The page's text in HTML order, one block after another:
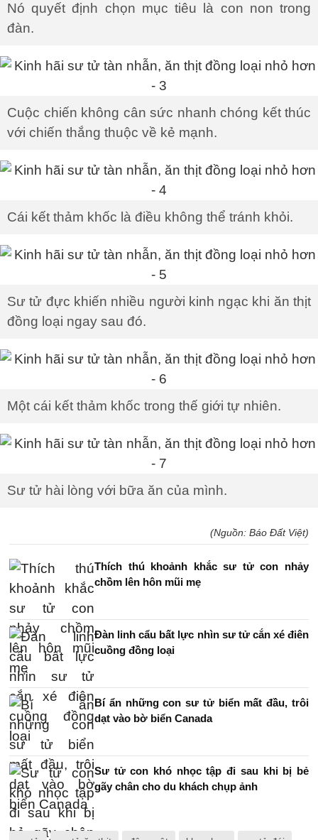
Nó quyết định chọn mục tiêu là con non trong
đàn.
Cuộc chiến không cân sức nhanh chóng kết thúc
với chiến thắng thuộc về kẻ mạnh.
Cái kết thảm khốc là điều không thể tránh khỏi.
Sư tử đực khiến nhiều người kinh ngạc khi ăn thịt
đồng loại ngay sau đó.
Một cái kết thảm khốc trong thế giới tự nhiên.
Sư tử hài lòng với bữa ăn của mình.
(Nguồn: Báo Đất Việt)
Thích thú khoảnh khắc sư tử con nhảy
chồm lên hôn mũi mẹ
Đàn linh cẩu bất lực nhìn sư tử cắn xé điên
cuồng đồng loại
Bí ẩn những con sư tử biển mất đầu, trôi
dạt vào bờ biển Canada
Sư tử con khó nhọc tập đi sau khi bị bẻ
gãy chân cho du khách chụp ảnh